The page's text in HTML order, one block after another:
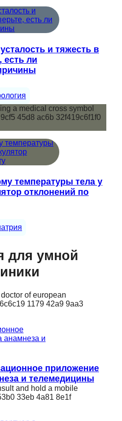
и тяжесть в
есть ли
температуры тела у
отклонений по
для умной
приложение
и телемедицины